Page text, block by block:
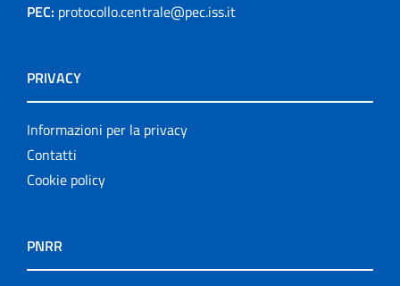
PEC: protocollo.centrale@pec.iss.it
PRIVACY
Informazioni per la privacy
Contatti
Cookie policy
PNRR